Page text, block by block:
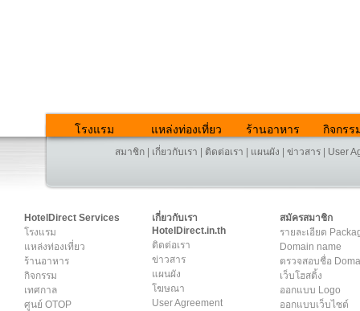
โรงแรม แหล่งท่องเที่ยว ร้านอาหาร กิจกรร
สมาชิก เกี่ยวกับเรา ติดต่อเรา แผนผัง ข่าวสาร User
HotelDirect Services
โรงแรม
แหล่งท่องเที่ยว
ร้านอาหาร
กิจกรรม
เทศกาล
ศูนย์ OTOP
เกี่ยวกับเรา
HotelDirect.in.th
ติดต่อเรา
ข่าวสาร
แผนผัง
โฆษณา
User Agreement
สมัครสมาชิก
รายละเอียด
Domain name
ตรวจสอบชื่อ
เว็บโฮสติ้ง
ออกแบบ Logo
ออกแบบเว็บไซต์